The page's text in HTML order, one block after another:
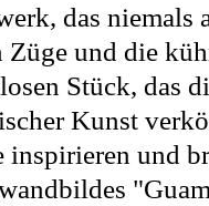
das niemals
und die
Stück, das
Kunst
inspirieren und